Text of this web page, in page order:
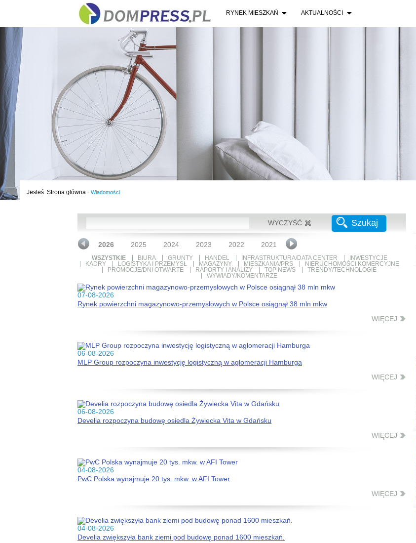
RYNEK MIESZKAŃ AKTUALNOŚCI
Jesteś Strona główna - Wiadomości
Szukaj
WYCZYŚĆ
2026 2025 2024 2023 2022 2021 2020
WSZYSTKIE BIURA GRUNTY HANDEL INFRASTRUKTURA/DATA CENTER
INWESTYCJE
KADRY
LOGISTYKA I PRZEMYSŁ MAGAZYNY MIESZKANIA/PRS
NIERUCHOMOŚCI KOMERCYJNE
PROMOCJE/DNI OTWARTE
RAPORTY I ANALIZY TOP NEWS
TRENDY/TECHNOLOGIE
WYWIADY/KOMENTARZE
07-08-2026
Rynek powierzchni magazynowo-przemysłowych w Polsce osiągnął 38 mln mkw
WIĘCEJ
06-08-2026
MLP Group rozpoczyna inwestycję logistyczną w aglomeracji Hamburga
WIĘCEJ
06-08-2026
Develia rozpoczyna budowę osiedla Żywiecka Vita w Gdańsku
WIĘCEJ
04-08-2026
PwC Polska wynajmuje 20 tys. mkw. w AFI Tower
WIĘCEJ
04-08-2026
Develia zwiększyła bank ziemi pod budowę ponad 1600 mieszkań.